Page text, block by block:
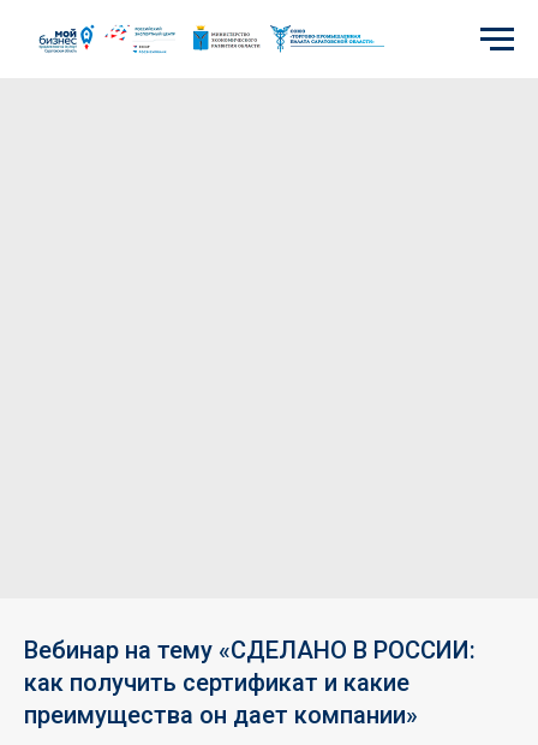
Вебинар на тему «СДЕЛАНО В РОССИИ:
как получить сертификат и какие
преимущества он дает компании»